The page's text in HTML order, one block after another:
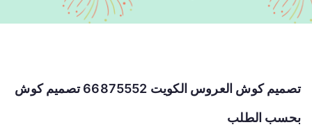
تصميم كوش العروس الكويت 66875552 تصميم كوش
بحسب الطلب